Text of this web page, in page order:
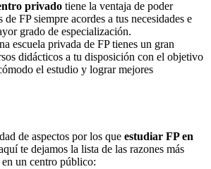
privado tiene la ventaja de poder
de FP siempre acordes a tus necesidades e
grado de especialización.
escuela privada de FP tienes un gran
didácticos a tu disposición con el objetivo
el estudio y lograr mejores
de aspectos por los que estudiar FP en
te dejamos la lista de las razones más
un centro público: